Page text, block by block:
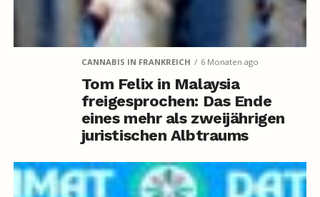
CANNABIS IN FRANKREICH 6 Monaten ago
Tom Felix in Malaysia
freigesprochen: Das Ende
eines mehr als zweijährigen
juristischen Albtraums